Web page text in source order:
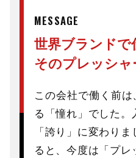
MESSAGE
世界ブランドで
そのプレッシャ
この会社で働く前
る「憧れ」でした
「誇り」に変わり
ると、今度は「プレ